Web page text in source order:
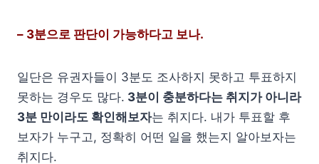
– 3분으로 판단이 가능하다고 보나.
일단은 유권자들이 3분도 조사하지 못하고 투표하지
못하는 경우도 많다. 3분이 충분하다는 취지가 아니라
3분 만이라도 확인해보자는 취지다. 내가 투표할 후
보자가 누구고, 정확히 어떤 일을 했는지 알아보자는
취지다.